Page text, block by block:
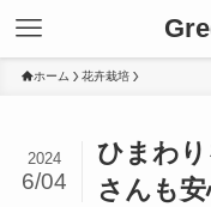
ホーム 花卉栽培
ひまわ
さんも
2024
6/04